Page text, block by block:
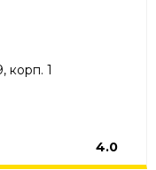
корп. 1
4.0